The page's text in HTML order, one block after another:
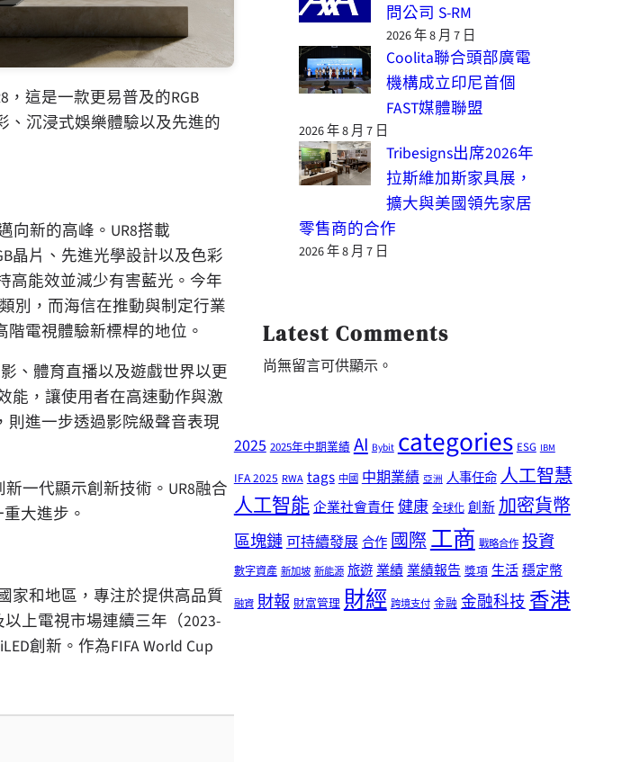
這是一款更易普及的RGB
、沉浸式娛樂體驗以及先進的
向新的高峰。UR8搭載
晶片、先進光學設計以及色彩
高能效並減少有害藍光。今年
別，而海信在推動與制定行業
階電視體驗新標桿的地位。
、體育直播以及遊戲世界以更
能，讓使用者在高速動作與激
則進一步透過影院級聲音表現
新一代顯示創新技術。UR8融合
大進步。
家和地區，專注於提供高品質
上電視市場連續三年（2023-
創新。作為FIFA World Cup
問公司 S-RM
2026 年 8 月 7 日
Coolita聯合頭部廣電
機構成立印尼首個
FAST媒體聯盟
2026 年 8 月 7 日
Tribesigns出席2026年
拉斯維加斯家具展，
擴大與美國領先家居
零售商的合作
2026 年 8 月 7 日
Latest Comments
尚無留言可供顯示。
2025 2025年中期業績 AI Bybit categories ESG IBM
IFA 2025 RWA tags 中國 中期業績 亞洲 人事任命人工智慧
人工智能企業社會責任健康 全球化 創新 加密貨幣
區塊鏈可持續發展合作國際工商 戰略合作 投資
數字資產 新加坡 新能源 旅遊業績業績報告 獎項 生活穩定幣
融資 財報 財富管理 財經 跨境支付 金融 金融科技香港